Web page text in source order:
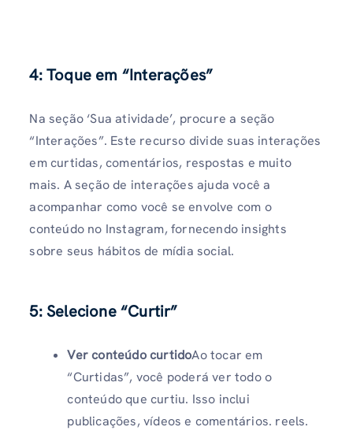
4: Toque em “Interações”
Na seção ‘Sua atividade’, procure a seção
“Interações”. Este recurso divide suas interações
em curtidas, comentários, respostas e muito
mais. A seção de interações ajuda você a
acompanhar como você se envolve com o
conteúdo no Instagram, fornecendo insights
sobre seus hábitos de mídia social.
5: Selecione “Curtir”
Ver conteúdo curtidoAo tocar em
“Curtidas”, você poderá ver todo o
conteúdo que curtiu. Isso inclui
publicações, vídeos e comentários. reels.